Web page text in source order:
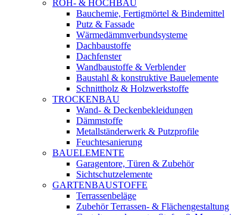
ROH- & HOCHBAU
Bauchemie, Fertigmörtel & Bindemittel
Putz & Fassade
Wärmedämmverbundsysteme
Dachbaustoffe
Dachfenster
Wandbaustoffe & Verblender
Baustahl & konstruktive Bauelemente
Schnittholz & Holzwerkstoffe
TROCKENBAU
Wand- & Deckenbekleidungen
Dämmstoffe
Metallständerwerk & Putzprofile
Feuchtesanierung
BAUELEMENTE
Garagentore, Türen & Zubehör
Sichtschutzelemente
GARTENBAUSTOFFE
Terrassenbeläge
Zubehör Terrassen- & Flächengestaltung